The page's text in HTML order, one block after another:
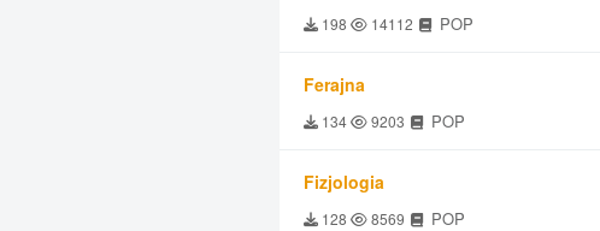
198 14112 POP
Ferajna
134 9203 POP
Fizjologia
128 8569 POP